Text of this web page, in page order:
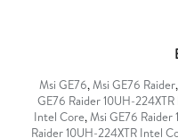
Msi GE76,Msi GE76 Raider,
GE76 Raider 10UH-
Intel Core,Msi GE76
Raider 10UH-224XTR Intel